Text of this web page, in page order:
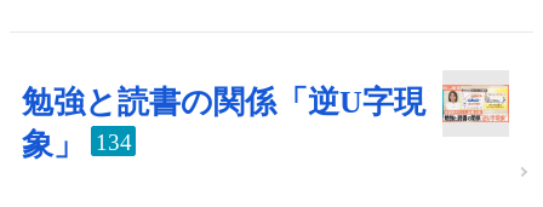
勉強と読書の関係「逆U字現
象」
134